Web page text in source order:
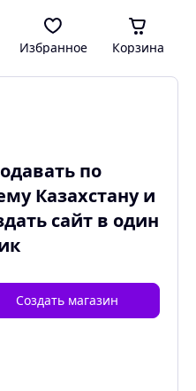
Избранное Корзина
по
Казахстану и
сайтв один
Создать магазин